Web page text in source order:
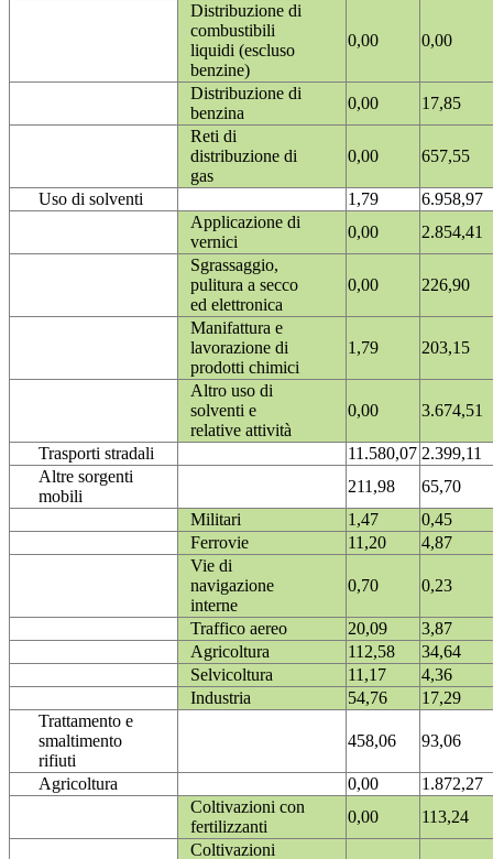
Distribuzione di
combustibili
liquidi (escluso
benzine)
0,00 0,00
Distribuzione di
benzina
0,00
17,85
Reti di
distribuzione di
gas
0,00 657,55
Uso di solventi 1,79
6.958,97
Applicazione di
vernici
0,00
2.854,41
Sgrassaggio,
pulitura a secco
ed elettronica
0,00 226,90
Manifattura e
lavorazione di
prodotti chimici
1,79 203,15
Altro uso di
solventi e
relative attività
0,00 3.674,51
Trasporti stradali 11.580,07 2.399,11
Altre sorgenti
mobili
211,98
65,70
Militari
1,47
0,45
Ferrovie
11,20
4,87
Vie di
navigazione
interne
0,70 0,23
Traffico aereo 20,09
3,87
Agricoltura
112,58
34,64
Selvicoltura
11,17
4,36
Industria
54,76
17,29
Trattamento e
smaltimento
rifiuti
458,06 93,06
Agricoltura 0,00
1.872,27
Coltivazioni con
fertilizzanti
0,00
113,24
Coltivazioni